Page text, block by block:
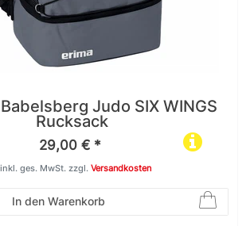
Judo SIX WINGS
Rucksack
29,00 € *
In den Warenkorb
inkl. ges. MwSt.zzgl. Versandkosten